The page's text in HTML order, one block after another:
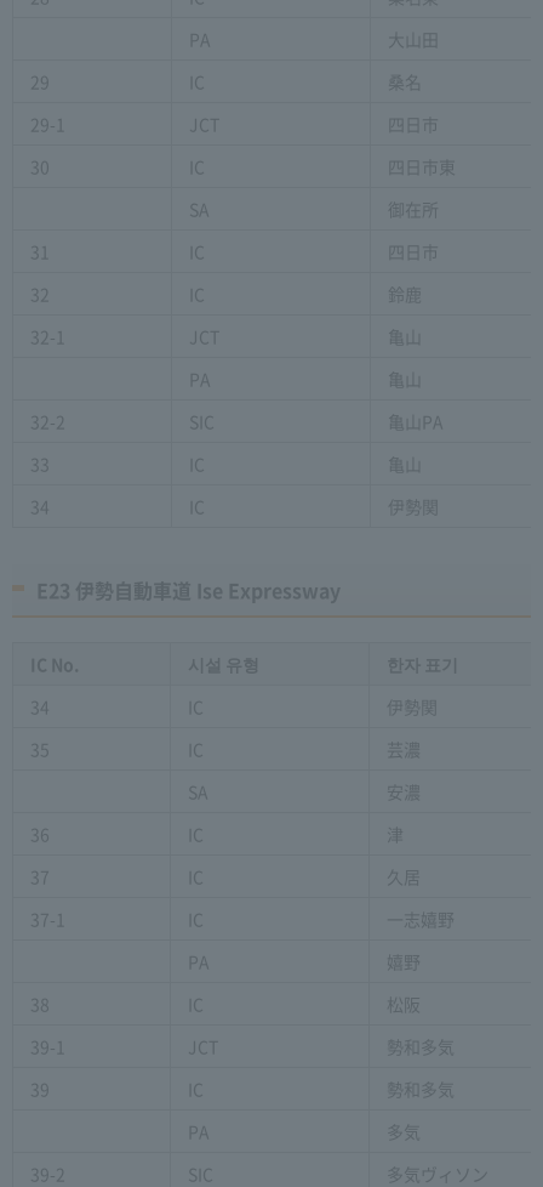
PA
大山田
29
IC
桑名
29-1
JCT
四日市
30
IC
四日市東
SA
御在所
31
IC
四日市
32
IC
鈴鹿
32-1
JCT
PA
32-2
SIC
亀山PA
33
IC
34
IC 伊勢関
E23 伊勢自動車道 Ise Expressway
34
IC
伊勢関
35
IC
芸濃
SA
安濃
36
IC
津
37
IC
久居
37-1
IC
一志嬉野
PA
嬉野
38
IC
松阪
39-1
JCT
勢和多気
39
IC
勢和多気
PA
多気
39-2
SIC
多気ヴィソン